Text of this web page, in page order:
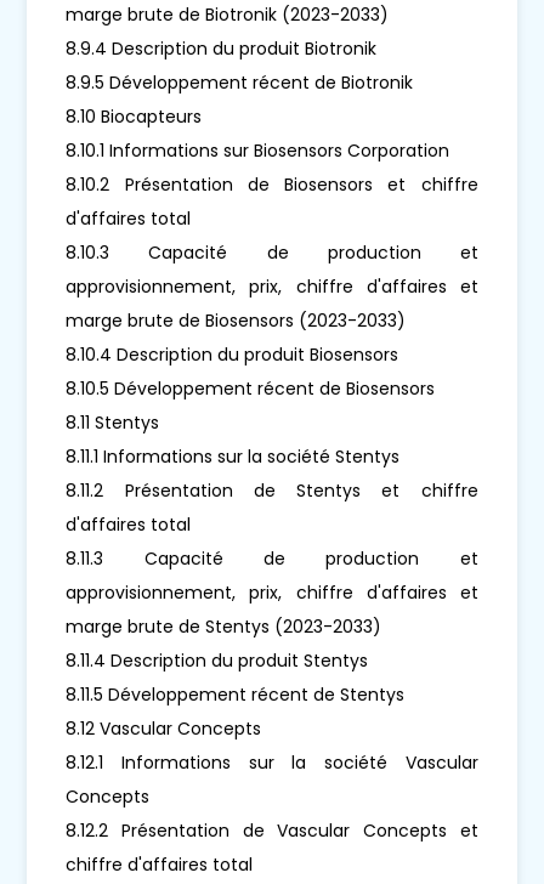
marge brute de Biotronik (2023-2033)
8.9.4 Description du produit Biotronik
8.9.5 Développement récent de Biotronik
8.10 Biocapteurs
8.10.1 Informations sur Biosensors Corporation
8.10.2 Présentation de Biosensors et chiffre
d'affaires total
8.10.3 Capacité de production et
approvisionnement, prix, chiffre d'affaires et
marge brute de Biosensors (2023-2033)
8.10.4 Description du produit Biosensors
8.10.5 Développement récent de Biosensors
8.11 Stentys
8.11.1 Informations sur la société Stentys
8.11.2 Présentation de Stentys et chiffre
d'affaires total
8.11.3 Capacité de production et
approvisionnement, prix, chiffre d'affaires et
marge brute de Stentys (2023-2033)
8.11.4 Description du produit Stentys
8.11.5 Développement récent de Stentys
8.12 Vascular Concepts
8.12.1 Informations sur la société Vascular
Concepts
8.12.2 Présentation de Vascular Concepts et
chiffre d'affaires total